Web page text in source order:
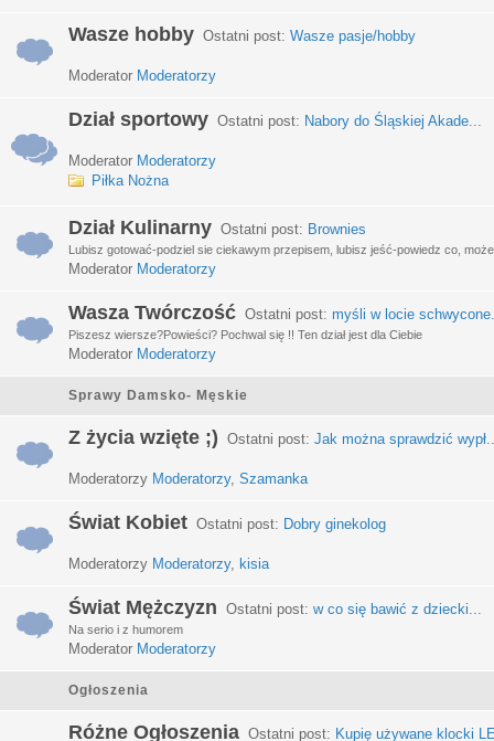
Wasze hobby Ostatni post: Wasze pasje/hobby
Moderator Moderatorzy
Dział sportowy Ostatni post: Nabory do Śląskiej Akade...
Moderator Moderatorzy
Piłka Nożna
Dział Kulinarny Ostatni post: Brownies
Lubisz gotować-podziel sie ciekawym przepisem, lubisz jeść-powiedz co,
Moderator Moderatorzy
Wasza Twórczość Ostatni post: myśli w locie
Piszesz wiersze?Powieści? Pochwal się !! Ten dział jest dla Ciebie
Moderator Moderatorzy
Sprawy Damsko- Męskie
Z życia wzięte ;) Ostatni post: Jak można sprawdzić
Moderatorzy Moderatorzy, Szamanka
Świat Kobiet Ostatni post: Dobry ginekolog
Moderatorzy Moderatorzy, kisia
Świat Mężczyzn Ostatni post: w co się bawić z dziecki...
Na serio i z humorem
Moderator Moderatorzy
Ogłoszenia
Różne Ogłoszenia Ostatni post: Kupię używane klocki